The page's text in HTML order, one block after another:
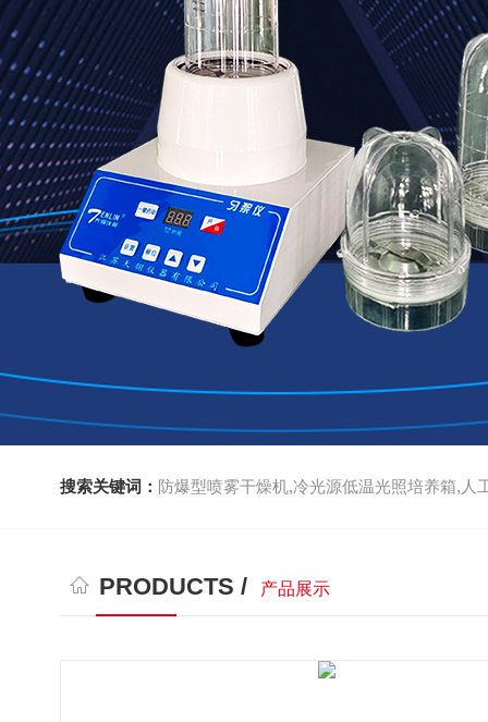
搜索关键词： 防爆型喷雾干燥机,冷光源低温光照培养箱,人
PRODUCTS / 产品展示